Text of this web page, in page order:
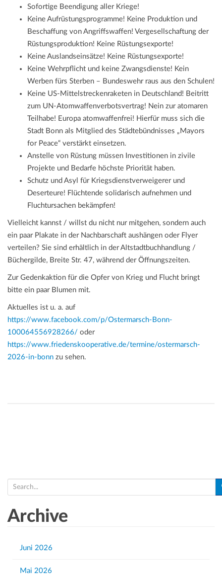
Sofortige Beendigung aller Kriege!
Keine Aufrüstungsprogramme! Keine Produktion und
Beschaffung von Angriffswaffen! Vergesellschaftung der
Rüstungsproduktion! Keine Rüstungsexporte!
Keine Auslandseinsätze! Keine Rüstungsexporte!
Keine Wehrpflicht und keine Zwangsdienste! Kein
Werben fürs Sterben – Bundeswehr raus aus den Schulen!
Keine US-Mittelstreckenraketen in Deutschland! Beitritt
zum UN-Atomwaffenverbotsvertrag! Nein zur atomaren
Teilhabe! Europa atomwaffenfrei! Hierfür muss sich die
Stadt Bonn als Mitglied des Städtebündnisses „Mayors
for Peace“ verstärkt einsetzen.
Anstelle von Rüstung müssen Investitionen in zivile
Projekte und Bedarfe höchste Priorität haben.
Schutz und Asyl für Kriegsdienstverweigerer und
Deserteure! Flüchtende solidarisch aufnehmen und
Fluchtursachen bekämpfen!
Vielleicht kannst / willst du nicht nur mitgehen, sondern auch
ein paar Plakate in der Nachbarschaft aushängen oder Flyer
verteilen? Sie sind erhältlich in der Altstadtbuchhandlung /
Büchergilde, Breite Str. 47, während der Öffnungszeiten.
Zur Gedenkaktion für die Opfer von Krieg und Flucht bringt
bitte ein paar Blumen mit.
Aktuelles ist u. a. auf
https://www.facebook.com/p/Ostermarsch-Bonn-
100064556928266/ oder
https://www.friedenskooperative.de/termine/ostermarsch-
2026-in-bonn zu sehen.
e
rArchive
Juni 2026
Mai 2026